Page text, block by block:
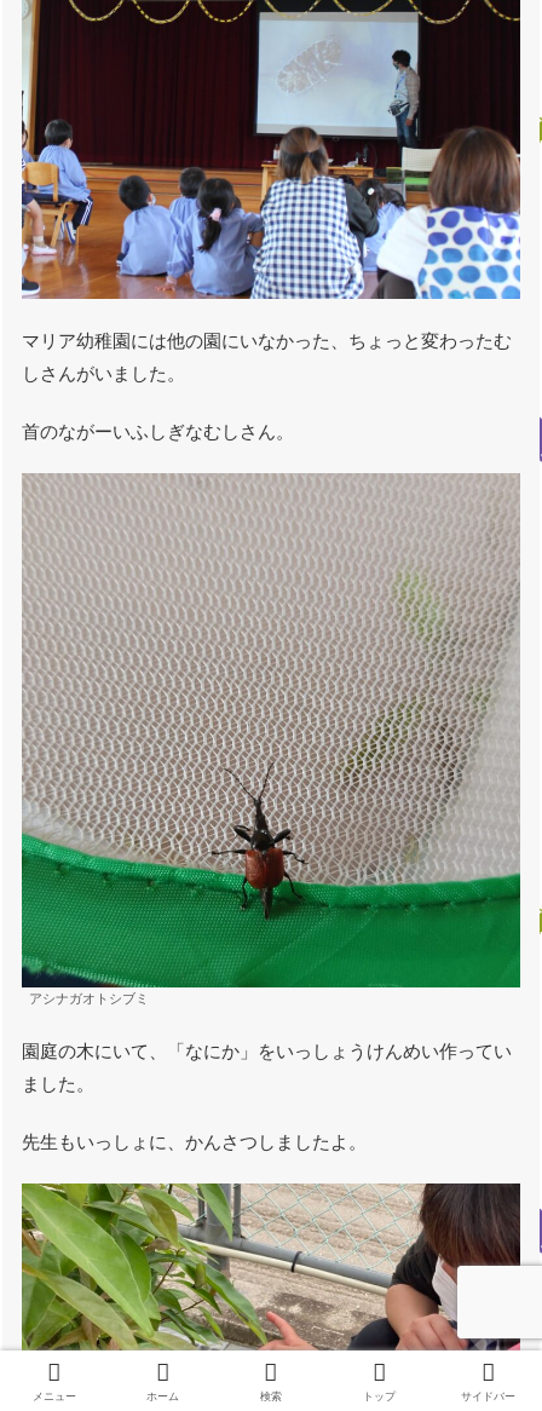
マリア幼稚園には他の園にいなかった、ちょっと変わったむ
しさんがいました。
首のながーいふしぎなむしさん。
アシナガオトシブミ
園庭の木にいて、「なにか」をいっしょうけんめい作ってい
ました。
先生もいっしょに、かんさつしましたよ。
メニュー ホーム 検索 トップ サイドバー